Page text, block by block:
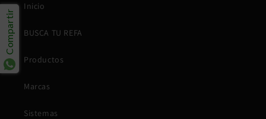
Inicio
BUSCA TU REFA
Productos
Marcas
Sistemas
Compartir